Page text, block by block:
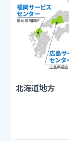
北海道地方